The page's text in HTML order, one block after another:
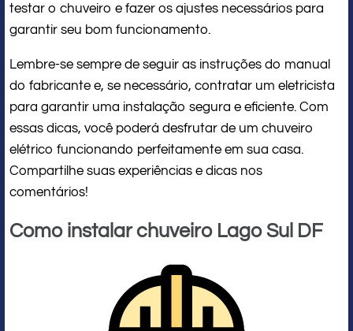
testar o chuveiro e fazer os ajustes necessários para
garantir seu bom funcionamento.
Lembre-se sempre de seguir as instruções do manual
do fabricante e, se necessário, contratar um eletricista
para garantir uma instalação segura e eficiente. Com
essas dicas, você poderá desfrutar de um chuveiro
elétrico funcionando perfeitamente em sua casa.
Compartilhe suas experiências e dicas nos
comentários!
Como instalar chuveiro Lago Sul DF